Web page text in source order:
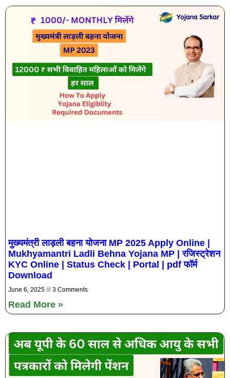
मुख्यमंत्री लाड़ली बहना योजना MP 2025 Apply Online |
Mukhyamantri Ladli Behna Yojana MP | रजिस्ट्रेशन
KYC Online | Status Check | Portal | pdf फॉर्म
Download
June 6, 2025 3 Comments
Read More »